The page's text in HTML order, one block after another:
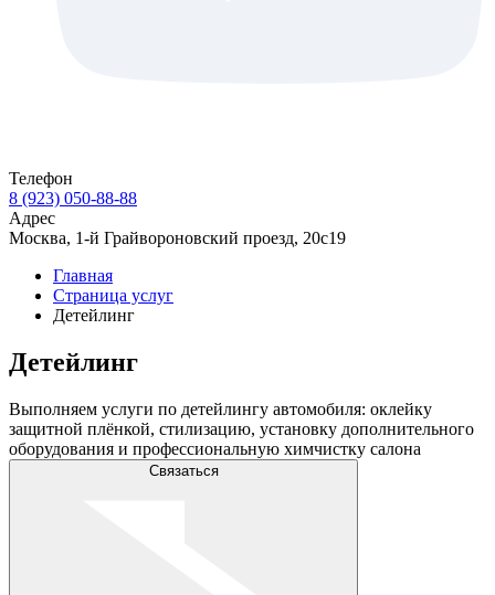
Телефон
8 (923) 050-88-88
Адрес
Москва, 1-й Грайвороновский проезд, 20с19
Главная
Страница услуг
Детейлинг
Детейлинг
Выполняем услуги по детейлингу автомобиля: оклейку
защитной плёнкой, стилизацию, установку дополнительного
оборудования и профессиональную химчистку салона
Связаться